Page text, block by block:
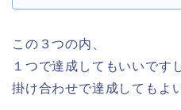
この３つの内、
１つで達成してもいいです
掛け合わせで達成してもよ